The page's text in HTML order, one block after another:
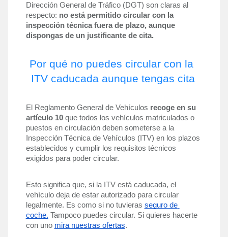
Dirección General de Tráfico (DGT) son claras al
respecto: no está permitido circular con la
inspección técnica fuera de plazo, aunque
dispongas de un justificante de cita.
Por qué no puedes circular con la
ITV caducada aunque tengas cita
El Reglamento General de Vehículos recoge en su
artículo 10 que todos los vehículos matriculados o
puestos en circulación deben someterse a la
Inspección Técnica de Vehículos (ITV) en los plazos
establecidos y cumplir los requisitos técnicos
exigidos para poder circular.
Esto significa que, si la ITV está caducada, el
vehículo deja de estar autorizado para circular
legalmente. Es como si no tuvieras seguro de
coche. Tampoco puedes circular. Si quieres hacerte
con uno mira nuestras ofertas.